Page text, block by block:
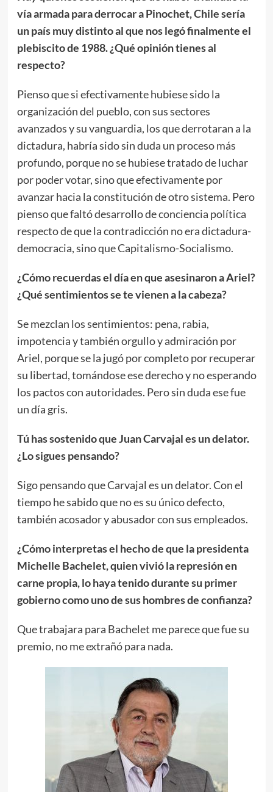
vía armada para derrocar a Pinochet, Chile sería
un país muy distinto al que nos legó finalmente el
plebiscito de 1988. ¿Qué opinión tienes al
respecto?
Pienso que si efectivamente hubiese sido la
organización del pueblo, con sus sectores
avanzados y su vanguardia, los que derrotaran a la
dictadura, habría sido sin duda un proceso más
profundo, porque no se hubiese tratado de luchar
por poder votar, sino que efectivamente por
avanzar hacia la constitución de otro sistema. Pero
pienso que faltó desarrollo de conciencia política
respecto de que la contradicción no era dictadura-
democracia, sino que Capitalismo-Socialismo.
¿Cómo recuerdas el día en que asesinaron a Ariel?
¿Qué sentimientos se te vienen a la cabeza?
Se mezclan los sentimientos: pena, rabia,
impotencia y también orgullo y admiración por
Ariel, porque se la jugó por completo por recuperar
su libertad, tomándose ese derecho y no esperando
los pactos con autoridades. Pero sin duda ese fue
un día gris.
Tú has sostenido que Juan Carvajal es un delator.
¿Lo sigues pensando?
Sigo pensando que Carvajal es un delator. Con el
tiempo he sabido que no es su único defecto,
también acosador y abusador con sus empleados.
¿Cómo interpretas el hecho de que la presidenta
Michelle Bachelet, quien vivió la represión en
carne propia, lo haya tenido durante su primer
gobierno como uno de sus hombres de confianza?
Que trabajara para Bachelet me parece que fue su
premio, no me extrañó para nada.